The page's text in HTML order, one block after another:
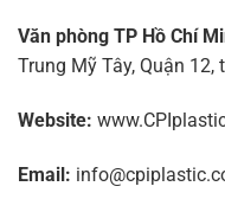
Văn phòng TP Hồ Chí
Trung Mỹ Tây, Quận
Website:
Email: